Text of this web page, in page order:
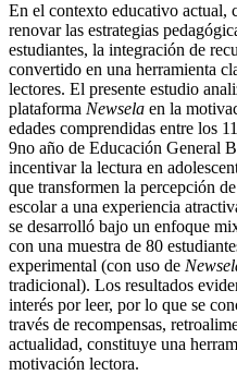
En el contexto educativo actual,
renovar las estrategias
estudiantes, la integración de
convertido en una herramienta
lectores. El presente estudio
plataforma Newsela en la
edades comprendidas entre los
9no año de Educación General
incentivar la lectura en
que transformen la percepción
escolar a una experiencia
se desarrolló bajo un enfoque
con una muestra de 80
experimental (con uso de
tradicional). Los resultados
interés por leer, por lo que se
través de recompensas,
actualidad, constituye una
motivación lectora.